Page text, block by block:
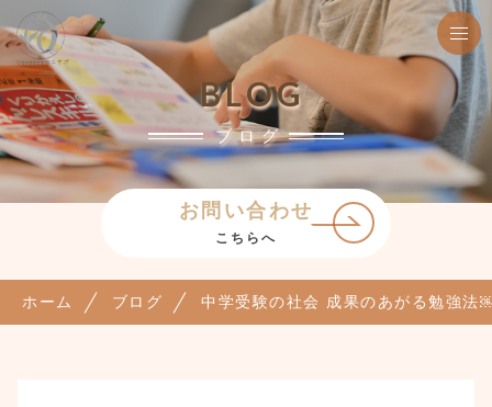
BLOG
ブログ
お問い合わせ
こちらへ
ホーム ブログ 中学受験の社会 成果のあがる勉強法